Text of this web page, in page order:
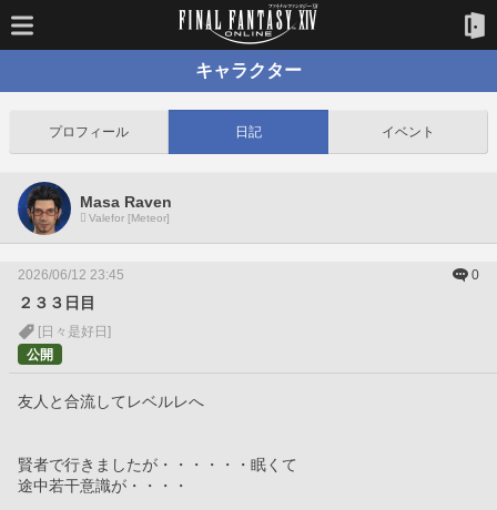
キャラクター
プロフィール 日記 イベント
Masa Raven
Valefor [Meteor]
2026/06/12 23:45 0
２３３日目
[日々是好日]
公開
友人と合流してレベルレへ
賢者で行きましたが・・・・・・眠くて
途中若干意識が・・・・